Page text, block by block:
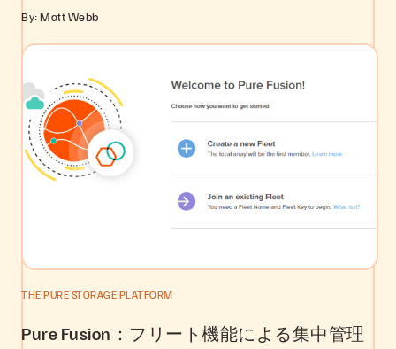
By: Matt Webb
THE PURE STORAGE PLATFORM
Pure Fusion：フリート機能による集中管理